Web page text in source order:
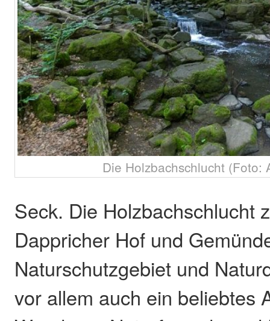
Die Holzbachschlucht (Foto:
Seck. Die Holzbachschlucht
Dappricher Hof und
Naturschutzgebiet und
vor allem auch ein beliebtes